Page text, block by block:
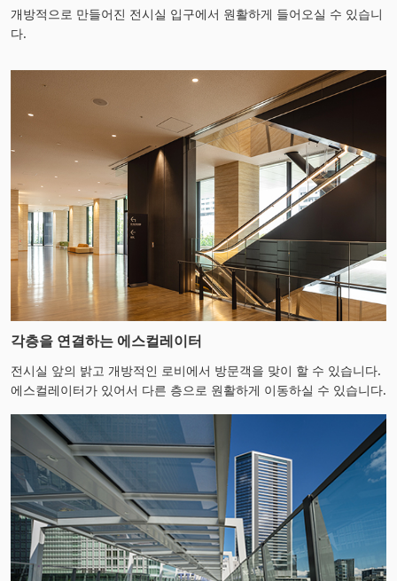
개방적으로 만들어진 전시실 입구에서 원활하게 들어오실 수 있습니
다.
각층을 연결하는 에스컬레이터
전시실 앞의 밝고 개방적인 로비에서 방문객을 맞이 할 수 있습니다.
에스컬레이터가 있어서 다른 층으로 원활하게 이동하실 수 있습니다.